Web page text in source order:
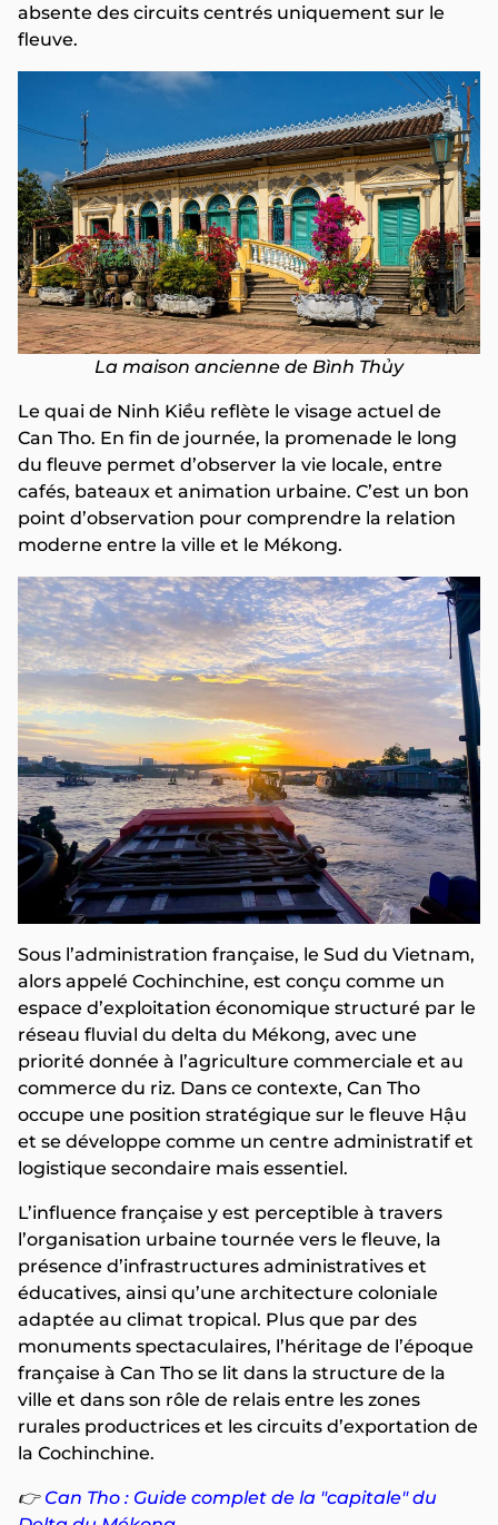
absente des circuits centrés uniquement sur le
fleuve.
La maison ancienne de Bình Thủy
Le quai de Ninh Kiều reflète le visage actuel de
Can Tho. En fin de journée, la promenade le long
du fleuve permet d’observer la vie locale, entre
cafés, bateaux et animation urbaine. C’est un bon
point d’observation pour comprendre la relation
moderne entre la ville et le Mékong.
Sous l’administration française, le Sud du Vietnam,
alors appelé Cochinchine, est conçu comme un
espace d’exploitation économique structuré par le
réseau fluvial du delta du Mékong, avec une
priorité donnée à l’agriculture commerciale et au
commerce du riz. Dans ce contexte, Can Tho
occupe une position stratégique sur le fleuve Hậu
et se développe comme un centre administratif et
logistique secondaire mais essentiel.
L’influence française y est perceptible à travers
l’organisation urbaine tournée vers le fleuve, la
présence d’infrastructures administratives et
éducatives, ainsi qu’une architecture coloniale
adaptée au climat tropical. Plus que par des
monuments spectaculaires, l’héritage de l’époque
française à Can Tho se lit dans la structure de la
ville et dans son rôle de relais entre les zones
rurales productrices et les circuits d’exportation de
la Cochinchine.
👉 Can Tho : Guide complet de la "capitale" du